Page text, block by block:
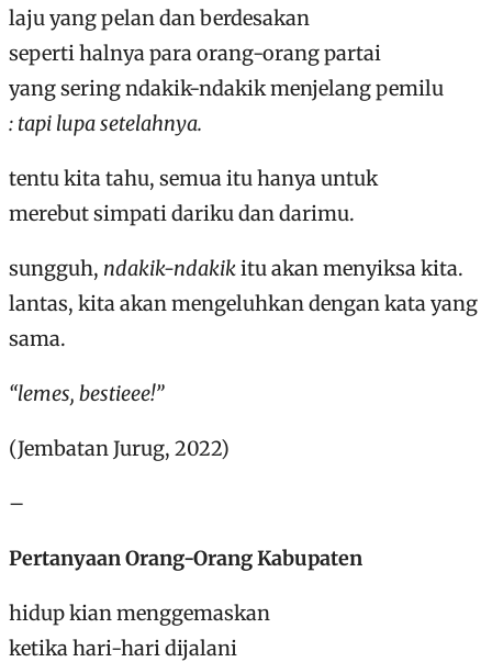
laju yang pelan dan berdesakan
seperti halnya para orang-orang partai
yang sering ndakik-ndakik menjelang pemilu
: tapi lupa setelahnya.
tentu kita tahu, semua itu hanya untuk
merebut simpati dariku dan darimu.
sungguh, ndakik-ndakikitu akan menyiksa kita.
lantas, kita akan mengeluhkan dengan kata yang
sama.
“lemes, bestieee!”
(Jembatan Jurug, 2022)
–
Pertanyaan Orang-Orang Kabupaten
hidup kian menggemaskan
ketika hari-hari dijalani